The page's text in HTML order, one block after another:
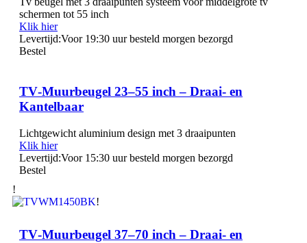
schermen tot 55 inch
Klik hier
Levertijd:Voor 19:30 uur besteld morgen bezorgd
Bestel
TV‑Muurbeugel 23–55 inch – Draai‑ en
Kantelbaar
Lichtgewicht aluminium design met 3 draaipunten
Klik hier
Levertijd:Voor 15:30 uur besteld morgen bezorgd
Bestel
!
TV‑Muurbeugel 37–70 inch – Draai‑ en
!